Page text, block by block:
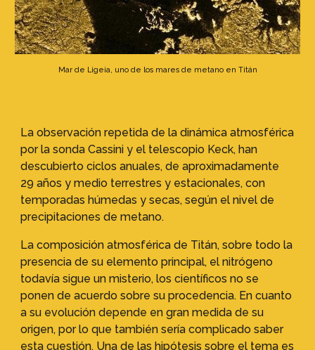
Mar de Ligeia, uno de los mares de metano en Titán
La observación repetida de la dinámica atmosférica
por la sonda Cassini y el telescopio Keck, han
descubierto ciclos anuales, de aproximadamente
29 años y medio terrestres y estacionales, con
temporadas húmedas y secas, según el nivel de
precipitaciones de metano.
La composición atmosférica de Titán, sobre todo la
presencia de su elemento principal, el nitrógeno
todavía sigue un misterio, los científicos no se
ponen de acuerdo sobre su procedencia. En cuanto
a su evolución depende en gran medida de su
origen, por lo que también sería complicado saber
esta cuestión. Una de las hipótesis sobre el tema es